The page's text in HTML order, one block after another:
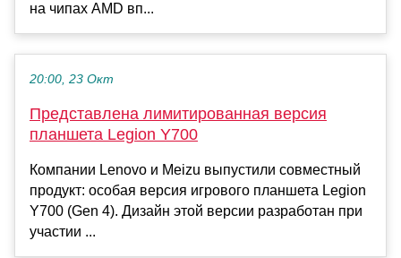
на чипах AMD вп...
20:00, 23 Окт
Представлена лимитированная версия
планшета Legion Y700
Компании Lenovo и Meizu выпустили совместный
продукт: особая версия игрового планшета Legion
Y700 (Gen 4). Дизайн этой версии разработан при
участии ...